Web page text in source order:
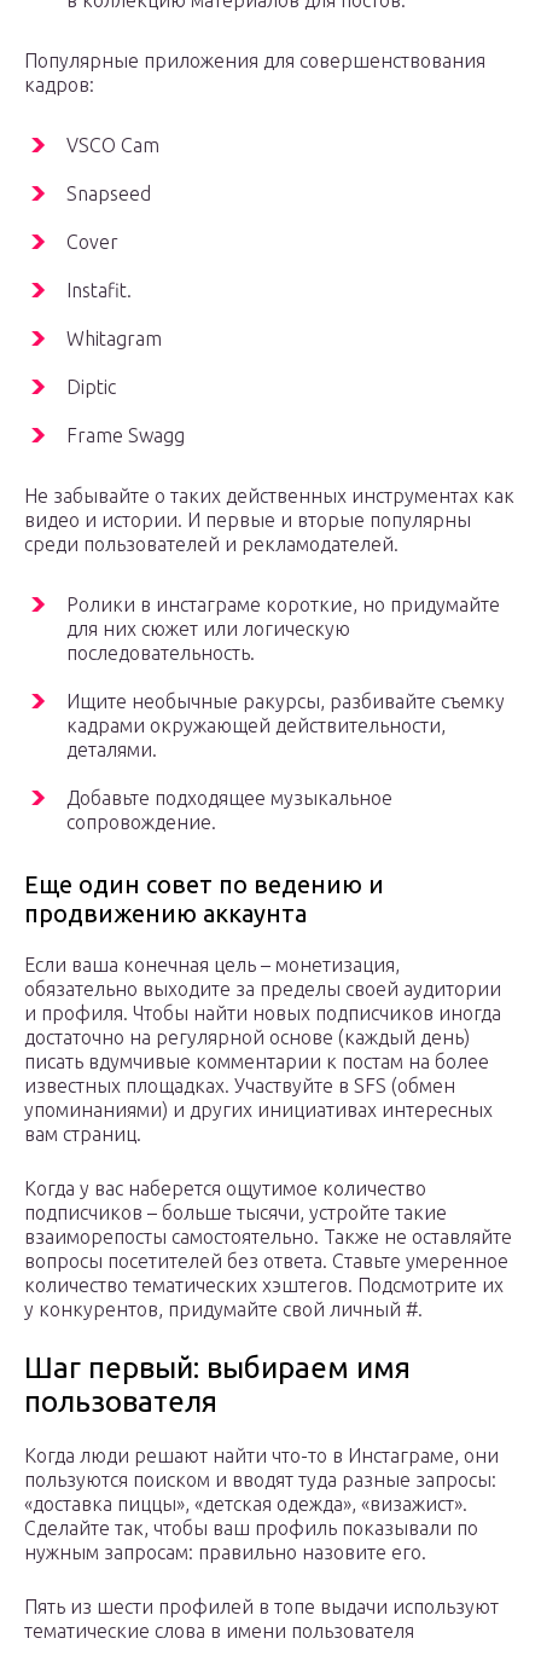
Популярные приложения для совершенствования
кадров:
VSCO Cam
Snapseed
Cover
Instafit.
Whitagram
Diptic
Frame Swagg
Не забывайте о таких действенных инструментах как
видео и истории. И первые и вторые популярны
среди пользователей и рекламодателей.
Ролики в инстаграме короткие, но придумайте
для них сюжет или логическую
последовательность.
Ищите необычные ракурсы, разбивайте съемку
кадрами окружающей действительности,
деталями.
Добавьте подходящее музыкальное
сопровождение.
Еще один совет по ведению и
продвижению аккаунта
Если ваша конечная цель – монетизация,
обязательно выходите за пределы своей аудитории
и профиля. Чтобы найти новых подписчиков иногда
достаточно на регулярной основе (каждый день)
писать вдумчивые комментарии к постам на более
известных площадках. Участвуйте в SFS (обмен
упоминаниями) и других инициативах интересных
вам страниц.
Когда у вас наберется ощутимое количество
подписчиков – больше тысячи, устройте такие
взаиморепосты самостоятельно. Также не оставляйте
вопросы посетителей без ответа. Ставьте умеренное
количество тематических хэштегов. Подсмотрите их
у конкурентов, придумайте свой личный #.
Шаг первый: выбираем имя
пользователя
Когда люди решают найти что-то в Инстаграме, они
пользуются поиском и вводят туда разные запросы:
«доставка пиццы», «детская одежда», «визажист».
Сделайте так, чтобы ваш профиль показывали по
нужным запросам: правильно назовите его.
Пять из шести профилей в топе выдачи используют
тематические слова в имени пользователя